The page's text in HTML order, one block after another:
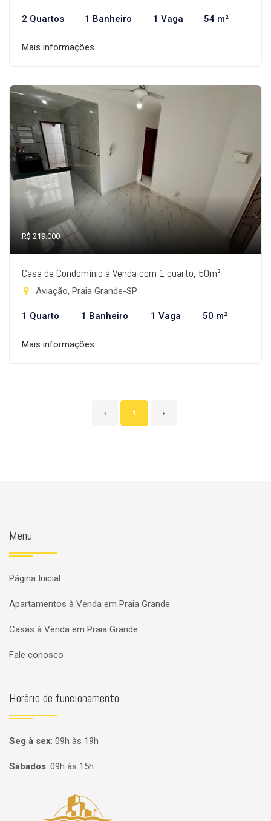
2 Quartos 1 Banheiro 1 Vaga 54 m²
Mais informações
R$ 219.000
Casa de Condomínio à Venda com 1 quarto, 50m²
Aviação, Praia Grande-SP
1 Quarto 1 Banheiro 1 Vaga 50 m²
Mais informações
‹ 1 ›
Menu
Página Inicial
Apartamentos à Venda em Praia Grande
Casas à Venda em Praia Grande
Fale conosco
Horário de funcionamento
Seg à sex: 09h às 19h
Sábados: 09h às 15h
Página inicial